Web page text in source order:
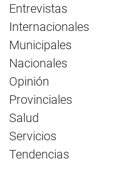
Entrevistas
Internacionales
Municipales
Nacionales
Opinión
Provinciales
Salud
Servicios
Tendencias